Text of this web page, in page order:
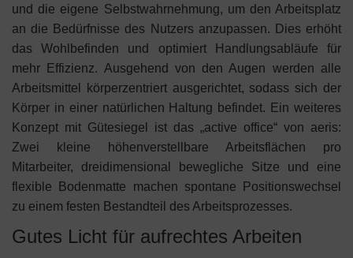
und die eigene Selbstwahrnehmung, um den Arbeitsplatz
an die Bedürfnisse des Nutzers anzupassen. Dies erhöht
das Wohlbefinden und optimiert Handlungsabläufe für
mehr Effizienz. Ausgehend von den Augen werden alle
Arbeitsmittel körperzentriert ausgerichtet, sodass sich der
Körper in einer natürlichen Haltung befindet. Ein weiteres
Konzept mit Gütesiegel ist das „active office“ von aeris:
Zwei kleine höhenverstellbare Arbeitsflächen pro
Mitarbeiter, dreidimensional bewegliche Sitze und eine
flexible Bodenmatte machen spontane Positionswechsel
zu einem festen Bestandteil des Arbeitsprozesses.
Gutes Licht für aufrechtes Arbeiten